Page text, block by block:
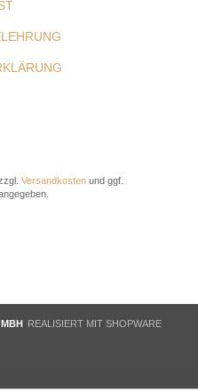
Versandkosten und ggf.
REALISIERT MIT SHOPWARE